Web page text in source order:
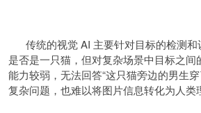
传统的视觉 AI 主要针对目标的检测
是否是一只猫，但对复杂场景中目标之间
能力较弱，无法回答“这只猫旁边的男生
复杂问题，也难以将图片信息转化为人类